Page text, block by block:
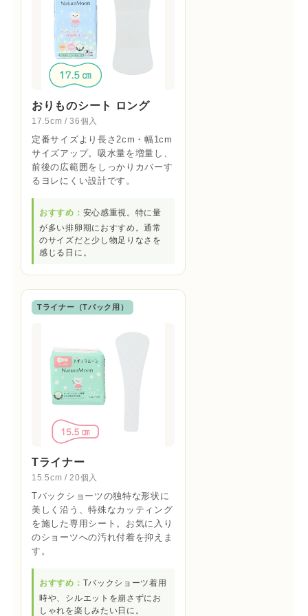
おりものシート ロング
17.5cm / 36個入
定番サイズより長さ2cm・幅1cm
サイズアップ。吸水量を増量し、
前後の広範囲をしっかりカバーす
るヨレにくい設計です。
おすすめ： 安心感重視。特に量
が多い排卵期におすすめ。通常
のサイズだと少し物足りなさを
感じる日に。
Tライナー（Tバック用）
Tライナー
15.5cm / 20個入
Tバックショーツの独特な形状に
美しく沿う、特殊なカッティング
を施した専用シート。お気に入り
のショーツへの汚れ付着を抑えま
す。
おすすめ： Tバックショーツ着用
時や、シルエットを崩さずにお
しゃれを楽しみたい日に。